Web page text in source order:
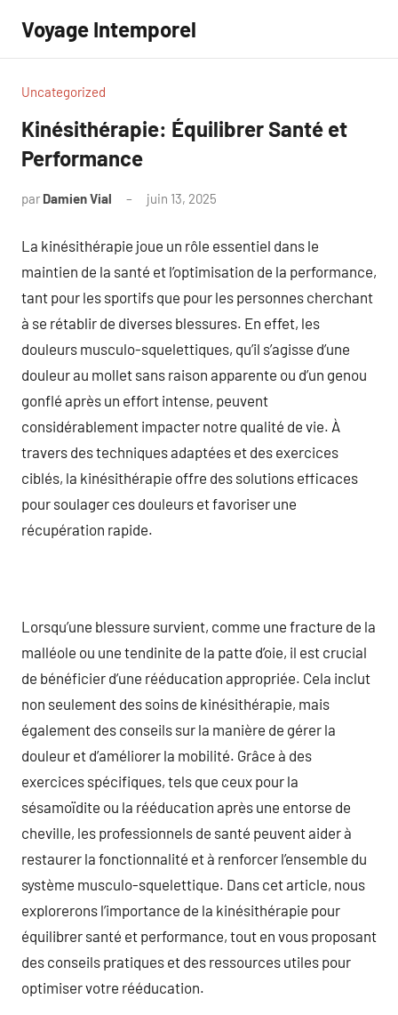
contenu
Voyage Intemporel
Uncategorized
Kinésithérapie: Équilibrer Santé et
Performance
par Damien Vial juin 13, 2025
La kinésithérapie joue un rôle essentiel dans le
maintien de la santé et l’optimisation de la performance,
tant pour les sportifs que pour les personnes cherchant
à se rétablir de diverses blessures. En effet, les
douleurs musculo-squelettiques, qu’il s’agisse d’une
douleur au mollet sans raison apparente ou d’un genou
gonflé après un effort intense, peuvent
considérablement impacter notre qualité de vie. À
travers des techniques adaptées et des exercices
ciblés, la kinésithérapie offre des solutions efficaces
pour soulager ces douleurs et favoriser une
récupération rapide.
Lorsqu’une blessure survient, comme une fracture de la
malléole ou une tendinite de la patte d’oie, il est crucial
de bénéficier d’une rééducation appropriée. Cela inclut
non seulement des soins de kinésithérapie, mais
également des conseils sur la manière de gérer la
douleur et d’améliorer la mobilité. Grâce à des
exercices spécifiques, tels que ceux pour la
sésamoïdite ou la rééducation après une entorse de
cheville, les professionnels de santé peuvent aider à
restaurer la fonctionnalité et à renforcer l’ensemble du
système musculo-squelettique. Dans cet article, nous
explorerons l’importance de la kinésithérapie pour
équilibrer santé et performance, tout en vous proposant
des conseils pratiques et des ressources utiles pour
optimiser votre rééducation.